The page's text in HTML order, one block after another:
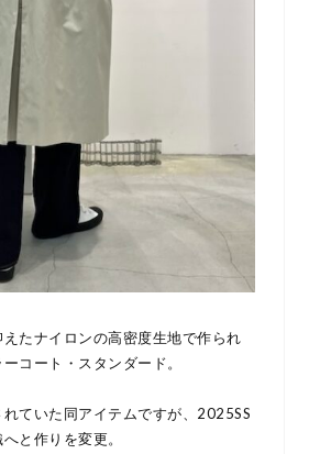
たナイロンの高密度生地で作られ
コート・スタンダード。
ていた同アイテムですが、2025SS
と作りを変更。